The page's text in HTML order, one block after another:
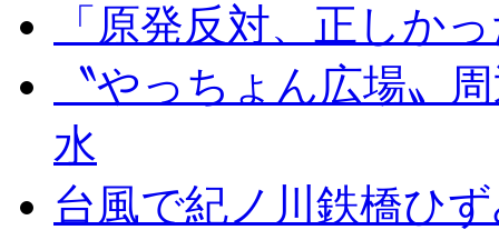
「原発反対、正しか
〝やっちょん広場〟
水
台風で紀ノ川鉄橋ひ